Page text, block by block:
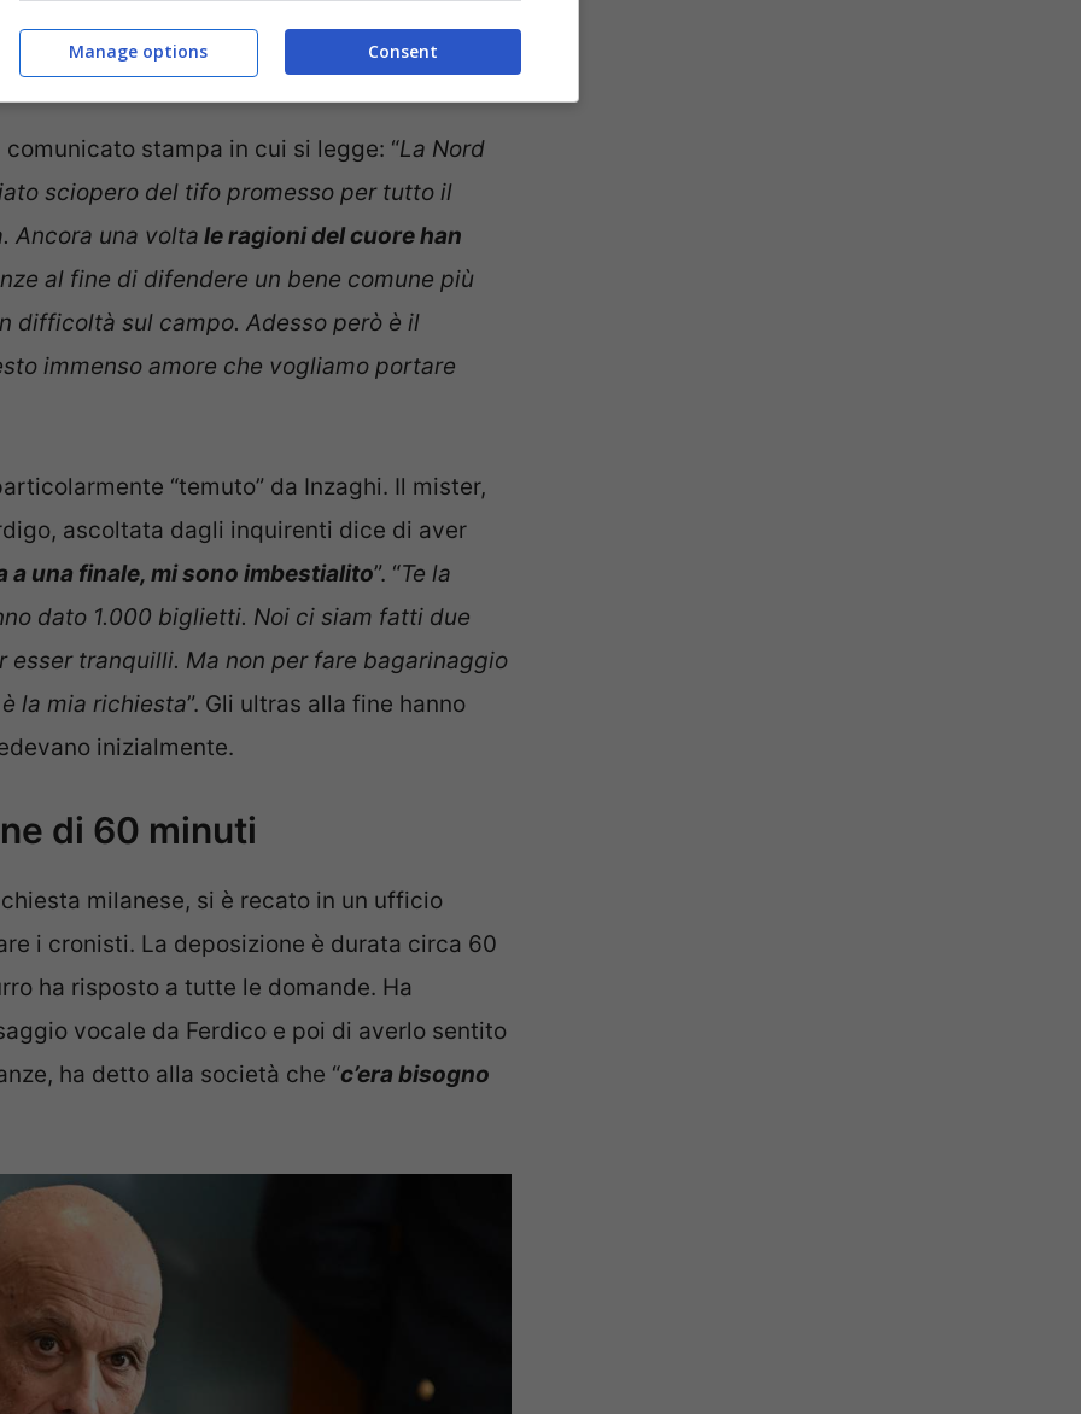
di Roma. In quel caso lo sciopero è durato
stampa in cui si legge: “La Nord
sciopero del tifo promesso per tutto il
Ancora una volta le ragioni del cuore han
al fine di difendere un bene comune più
difficoltà sul campo. Adesso però è il
immenso amore che vogliamo portare
“temuto” da Inzaghi. Il mister,
ascoltata dagli inquirenti dice di aver
a una finale, mi sono imbestialito”. “Te la
dato 1.000 biglietti. Noi ci siam fatti due
tranquilli. Ma non per fare bagarinaggio
la mia richiesta”. Gli ultras alla fine hanno
inizialmente.
di 60 minuti
milanese, si è recato in un ufficio
i cronisti. La deposizione è durata circa 60
ha risposto a tutte le domande. Ha
vocale da Ferdico e poi di averlo sentito
ha detto alla società che “c’era bisogno
Consent
Manage options